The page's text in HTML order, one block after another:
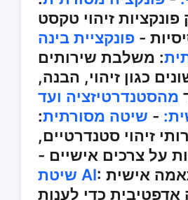
זיהוי טקסט
- פונקציית בינה
: משלבת שירותים
כגון זיהוי, הבנה,
מהסטנדרטיזציה ועד
- שיטה מסורתית:
זיהוי סטנדרטיים,
על צרכים אישיים -
שיטת AI: תומכת בהתאמה אישית
אדפטיבית כדי לענות